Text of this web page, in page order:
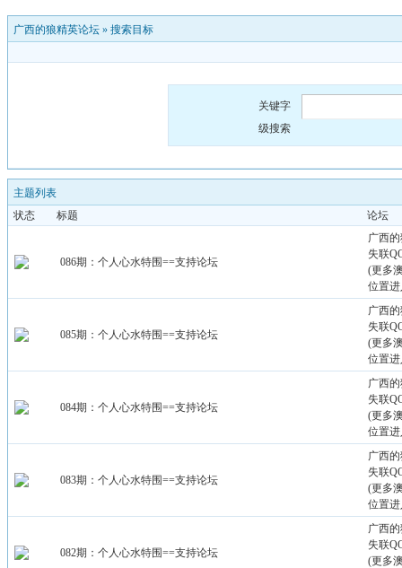
广西的狼精英论坛 » 搜索目标
关键字
级搜索
主题列表
状态
标题 论坛
086期：个人心水特围==支持论坛
广西
失联
(更多
位置
085期：个人心水特围==支持论坛
广西
失联
(更多
位置
084期：个人心水特围==支持论坛
广西
失联
(更多
位置
083期：个人心水特围==支持论坛
广西
失联
(更多
位置
082期：个人心水特围==支持论坛
广西
失联
(更多